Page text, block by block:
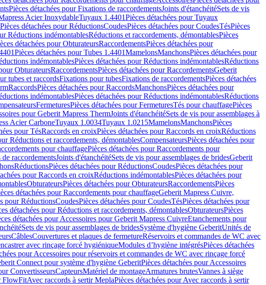
Pièces détachées pour Fixations de raccordementsJoints d'étanchéitéSets de vis
Acier InoxydableTuyaux 1.4401Pièces détachées pour Tuyaux
Pièces détachées pour RéductionsCoudesPièces détachées pour CoudesTésPièces
Réductions indémontablesRéductions et raccordements, démontablesPièces
détachées pour ObturateursRaccordementsPièces détachées pour
Pièces détachées pour Tubes 1.4401MamelonsManchonsPièces détachées pour
indémontablesPièces détachées pour Réductions indémontablesRéductions
ObturateursRaccordementsPièces détachées pour RaccordementsGeberit
tubes et raccordsFixations pour tubesFixations de raccordementsPièces détachées
RaccordsPièces détachées pour RaccordsManchonsPièces détachées pour
indémontablesPièces détachées pour Réductions indémontablesRéductions
FermeturesPièces détachées pour FermeturesTés pour chauffagePièces
pour Geberit Mapress ThermJoints d'étanchéitéSets de vis pour assemblages à
Acier CarboneTuyaux 1.0034Tuyaux 1.0215MamelonsManchonsPièces
pour TésRaccords en croixPièces détachées pour Raccords en croixRéductions
Réductions et raccordements, démontablesCompensateursPièces détachées pour
pour chauffagePièces détachées pour Raccordements pour
raccordementsJoints d'étanchéitéSets de vis pour assemblages de bridesGeberit
RéductionsPièces détachées pour RéductionsCoudesPièces détachées pour
pour Raccords en croixRéductions indémontablesPièces détachées pour
ObturateursPièces détachées pour ObturateursRaccordementsPièces
détachées pour Raccordements pour chauffageGeberit Mapress Cuivre,
pour RéductionsCoudesPièces détachées pour CoudesTésPièces détachées pour
détachées pour Réductions et raccordements, démontablesObturateursPièces
détachées pour Accessoires pour Geberit Mapress CuivreEtanchements pour
Sets de vis pour assemblages de bridesSystème d'hygiène GeberitUnités de
CâblesCouvertures et plaques de fermetureRéservoirs et commandes de WC avec
avec rinçage forcé hygiéniqueModules d’hygiène intégrésPièces détachées
pour Accessoires pour réservoirs et commandes de WC avec rinçage forcé
Connect pour système d'hygiène GeberitPièces détachées pour Accessoires
ConvertisseursCapteursMatériel de montageArmatures brutesVannes à siège
FlowFitAvec raccords à sertir MeplaPièces détachées pour Avec raccords à sertir